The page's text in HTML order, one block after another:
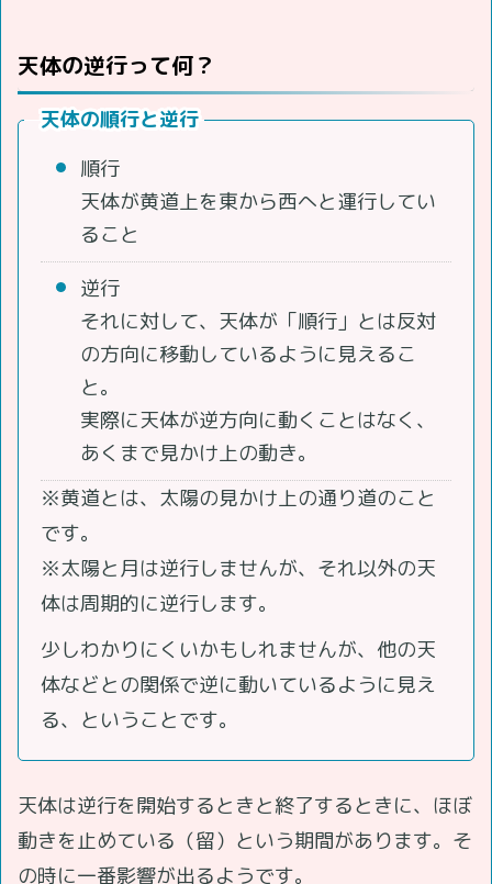
天体の逆行って何？
天体の順行と逆行
順行
天体が黄道上を東から西へと運行してい
ること
逆行
それに対して、天体が「順行」とは反対
の方向に移動しているように見えるこ
と。
実際に天体が逆方向に動くことはなく、
あくまで見かけ上の動き。
※黄道とは、太陽の見かけ上の通り道のこと
です。
※太陽と月は逆行しませんが、それ以外の天
体は周期的に逆行します。
少しわかりにくいかもしれませんが、他の天
体などとの関係で逆に動いているように見え
る、ということです。
天体は逆行を開始するときと終了するときに、ほぼ
動きを止めている（留）という期間があります。そ
の時に一番影響が出るようです。